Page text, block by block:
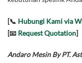
[📞 Hubungi Kami via
[📧 Request Quotation]
Andaro Mesin By PT.